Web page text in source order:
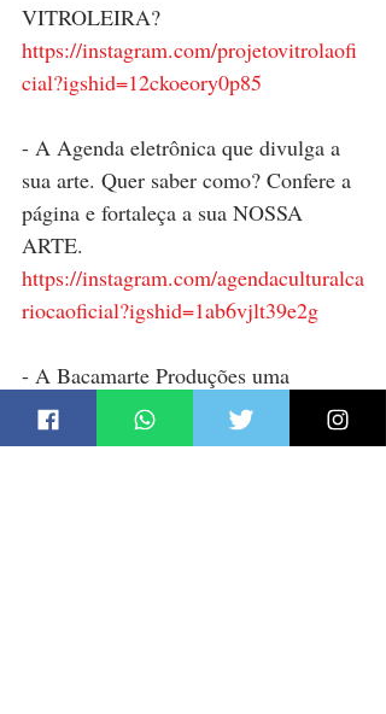
VITROLEIRA?
https://instagram.com/projetovitrolaofi
cial?igshid=12ckoeory0p85
- A Agenda eletrônica que divulga a
sua arte. Quer saber como? Confere a
página e fortaleça a sua NOSSA
ARTE.
https://instagram.com/agendaculturalca
riocaoficial?igshid=1ab6vjlt39e2g
- A Bacamarte Produções uma
Produtora Independente com estrutura
para você alçar seus vôos em seu